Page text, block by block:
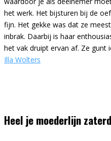
het werk. Het bijsturen bij de
fijn. Het gekke was dat ze
inbrak. Daarbij is haar
het vak druipt ervan af. Ze gunt
Illa Wolters
Heel je moederlijn